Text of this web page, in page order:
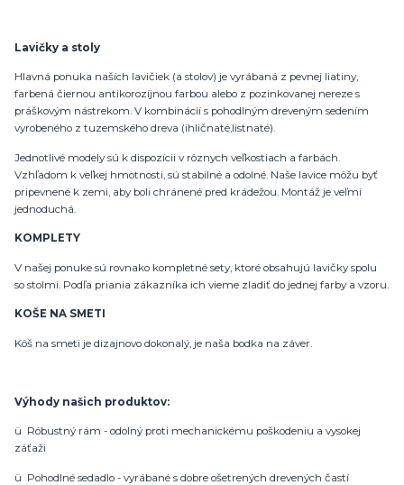
Lavičky a stoly
Hlavná ponuka naších lavičiek (a stolov) je vyrábaná z pevnej liatiny,
farbená čiernou antikorozíjnou farbou alebo z pozinkovanej nereze s
práškovým nástrekom. V kombinácií s pohodlným dreveným sedením
vyrobeného z tuzemského dreva (ihličnaté,listnaté).
Jednotlivé modely sú k dispozícii v rôznych veľkostiach a farbách.
Vzhľadom k veľkej hmotnosti, sú stabilné a odolné. Naše lavice môžu byť
pripevnené k zemi, aby boli chránené pred krádežou. Montáž je veľmi
jednoduchá.
KOMPLETY
V našej ponuke sú rovnako kompletné sety, ktoré obsahujú lavičky spolu
so stolmi. Podľa priania zákazníka ich vieme zladiť do jednej farby a vzoru.
KOŠE NA SMETI
Kôš na smeti je dizajnovo dokonalý, je naša bodka na záver.
Výhody našich produktov:
ü Róbustný rám - odolný proti mechanickému poškodeniu a vysokej
záťaži
ü Pohodlné sedadlo - vyrábané s dobre ošetrených drevených častí